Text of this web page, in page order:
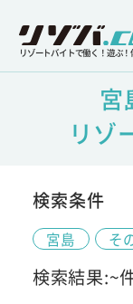
リゾートバイトで働く！遊ぶ！
宮
リゾ
検索条件
宮島 そ
検索結果:~